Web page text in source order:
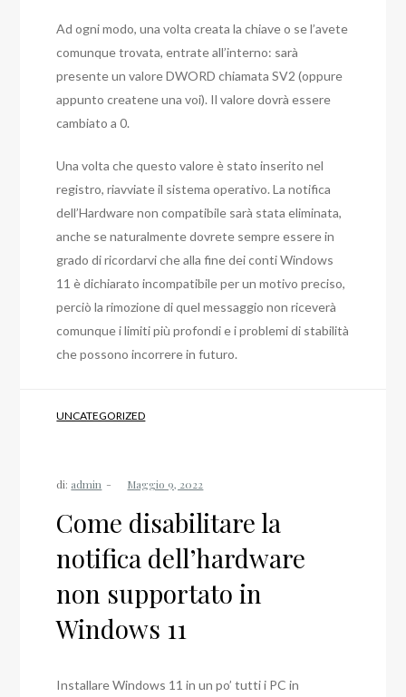
Ad ogni modo, una volta creata la chiave o se l’avete
comunque trovata, entrate all’interno: sarà
presente un valore DWORD chiamata SV2 (oppure
appunto createne una voi). Il valore dovrà essere
cambiato a 0.
Una volta che questo valore è stato inserito nel
registro, riavviate il sistema operativo. La notifica
dell’Hardware non compatibile sarà stata eliminata,
anche se naturalmente dovrete sempre essere in
grado di ricordarvi che alla fine dei conti Windows
11 è dichiarato incompatibile per un motivo preciso,
perciò la rimozione di quel messaggio non riceverà
comunque i limiti più profondi e i problemi di stabilità
che possono incorrere in futuro.
UNCATEGORIZED
di: admin
Come disabilitare la
notifica dell’hardware
non supportato in
Windows 11
Installare Windows 11 in un po’ tutti i PC in